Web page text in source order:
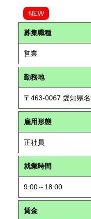
NEW
募集職種
営業
勤務地
〒463-0067 愛知県
雇用形態
正社員
就業時間
9:00～18:00
賃金